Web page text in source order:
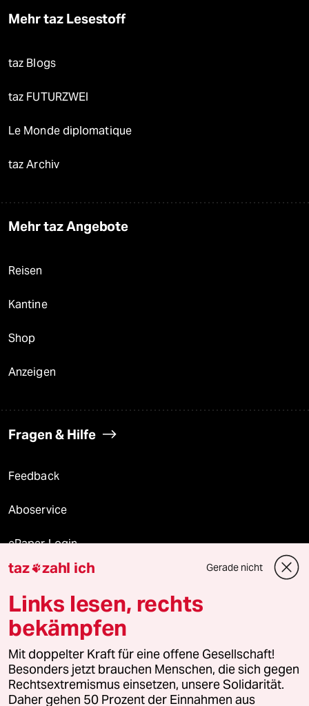
Mehr taz Lesestoff
taz Blogs
taz FUTURZWEI
Le Monde diplomatique
taz Archiv
Mehr taz Angebote
Reisen
Kantine
Shop
Anzeigen
Fragen & Hilfe
Feedback
Aboservice
ePaper Login
Downloads für Abonnierende
© 2026 taz Verlags und Vertriebs GmbH
Alle Rechte vorbehalten. Bei rechtlichen Fragen oder für Genehmigungen
wenden Sie sich bitte an lizenzen@taz.de
taz zahl ich Gerade nicht
Links lesen, rechts
bekämpfen
Mit doppelter Kraft für eine offene Gesellschaft!
Besonders jetzt brauchen Menschen, die sich gegen
Rechtsextremismus einsetzen, unsere Solidarität.
Daher gehen 50 Prozent der Einnahmen aus